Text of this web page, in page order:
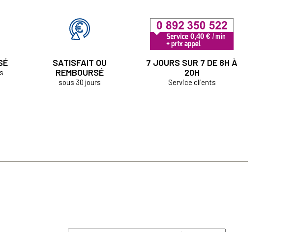
SATISFAIT OU
REMBOURSÉ
sous 30 jours
7 JOURS SUR 7 DE 8H À
20H
Service clients